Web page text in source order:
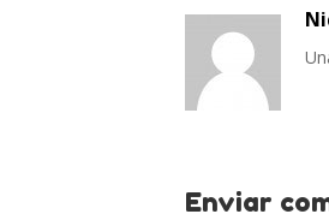
Enviar